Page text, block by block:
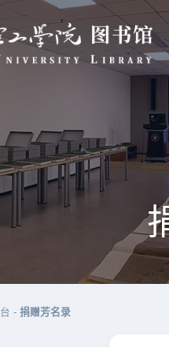
- 捐赠芳名录